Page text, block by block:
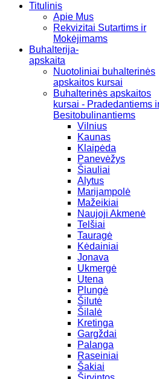
Titulinis
Apie Mus
Rekvizitai Sutartims ir
Mokėjimams
Buhalterija-
apskaita
Nuotoliniai buhalterinės
apskaitos kursai
Buhalterinės apskaitos
kursai - Pradedantiems
Besitobulinantiems
Vilnius
Kaunas
Klaipėda
Panevėžys
Šiauliai
Alytus
Marijampolė
Mažeikiai
Naujoji Akmenė
Telšiai
Tauragė
Kėdainiai
Jonava
Ukmergė
Utena
Plungė
Šilutė
Šilalė
Kretinga
Gargždai
Palanga
Raseiniai
Šakiai